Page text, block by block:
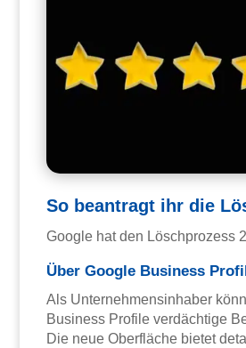
So beantragt ihr die
Google hat den Löschprozess
Über Google Business
Als Unternehmensinhaber
Business Profile verdächtige
Die neue Oberfläche bietet